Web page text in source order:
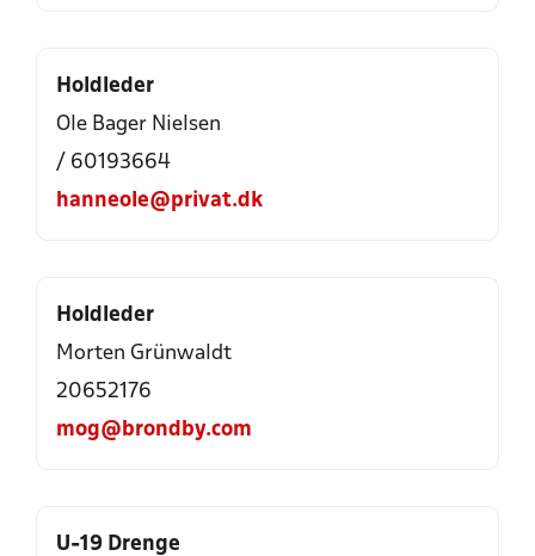
Holdleder
Ole Bager Nielsen
/ 60193664
hanneole@privat.dk
Holdleder
Morten Grünwaldt
20652176
mog@brondby.com
U-19 Drenge